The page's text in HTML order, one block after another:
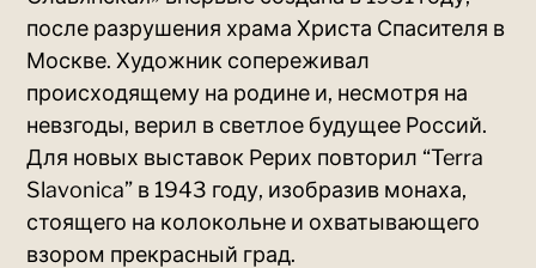
после разрушения храма Христа Спасителя в
Москве. Художник сопереживал
происходящему на родине и, несмотря на
невзгоды, верил в светлое будущее Россий.
Для новых выставок Рерих повторил “Terra
Slavonica” в 1943 году, изобразив монаха,
стоящего на колокольне и охватывающего
взором прекрасный град.